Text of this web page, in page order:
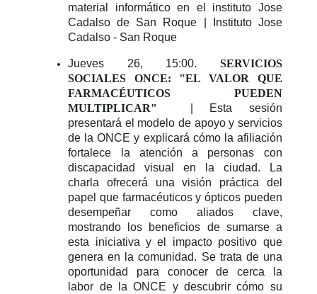
material informático en el instituto Jose
Cadalso de San Roque | Instituto Jose
Cadalso - San Roque
Jueves 26, 15:00. SERVICIOS
SOCIALES ONCE: "EL VALOR QUE
FARMACÉUTICOS PUEDEN
MULTIPLICAR"
| Esta sesión
presentará el modelo de apoyo y servicios
de la ONCE y explicará cómo la afiliación
fortalece la atención a personas con
discapacidad visual en la ciudad. La
charla ofrecerá una visión práctica del
papel que farmacéuticos y ópticos pueden
desempeñar como aliados clave,
mostrando los beneficios de sumarse a
esta iniciativa y el impacto positivo que
genera en la comunidad. Se trata de una
oportunidad para conocer de cerca la
labor de la ONCE y descubrir cómo su